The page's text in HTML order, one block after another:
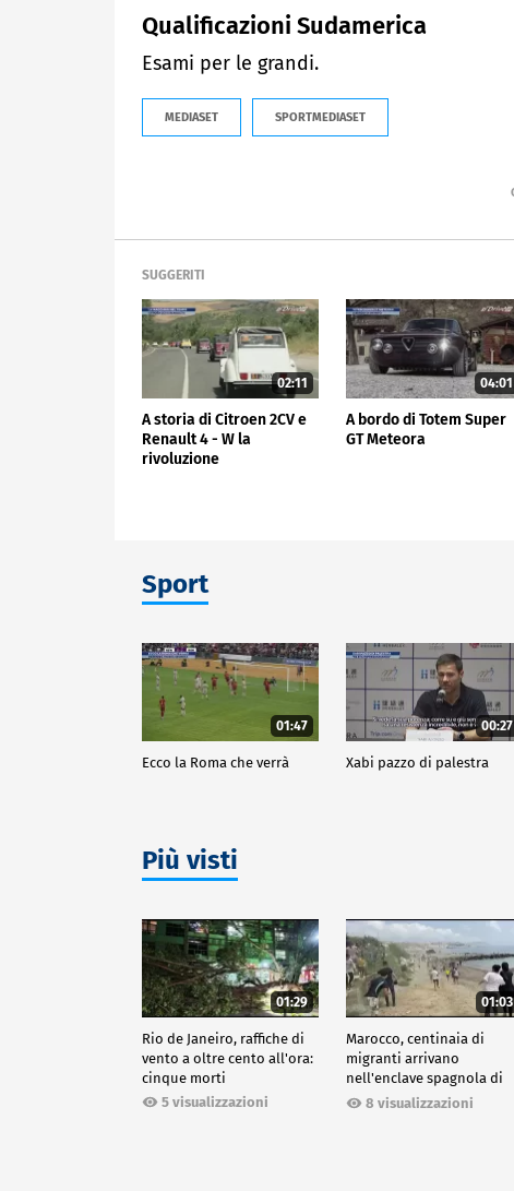
Qualificazioni Sudamerica
Esami per le grandi.
MEDIASET SPORTMEDIASET
SUGGERITI
02:11
A storia di Citroen 2CV e
Renault 4 - W la
rivoluzione
04:01
A bordo di Totem Super
GT Meteora
Sport
01:47
Ecco la Roma che verrà
00:27
Xabi pazzo di palestra
Più visti
01:29
Rio de Janeiro, raffiche di
vento a oltre cento all'ora:
cinque morti
5 visualizzazioni
01:03
Marocco, centinaia di
migranti arrivano
nell'enclave spagnola di
Ceuta8 visualizzazioni